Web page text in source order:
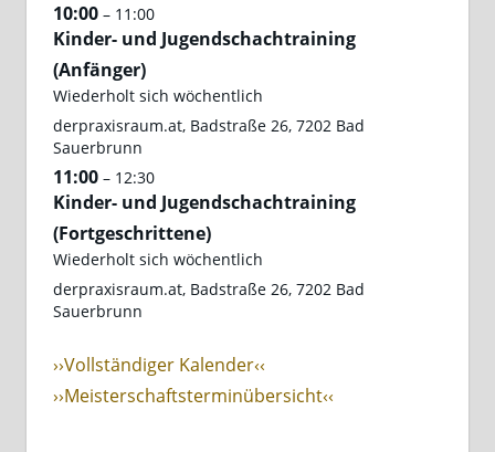
10:00 – 11:00
Kinder- und Jugendschachtraining
(Anfänger)
Wiederholt sich wöchentlich
derpraxisraum.at, Badstraße 26, 7202 Bad
Sauerbrunn
11:00 – 12:30
Kinder- und Jugendschachtraining
(Fortgeschrittene)
Wiederholt sich wöchentlich
derpraxisraum.at, Badstraße 26, 7202 Bad
Sauerbrunn
››Vollständiger Kalender‹‹
››Meisterschaftsterminübersicht‹‹